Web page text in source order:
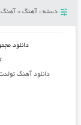
دسته : آهنگ» آهنگ
دانلود
دانلود آهنگ